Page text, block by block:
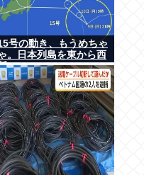
号の動き、もうめちゃ
。日本列島を東から西